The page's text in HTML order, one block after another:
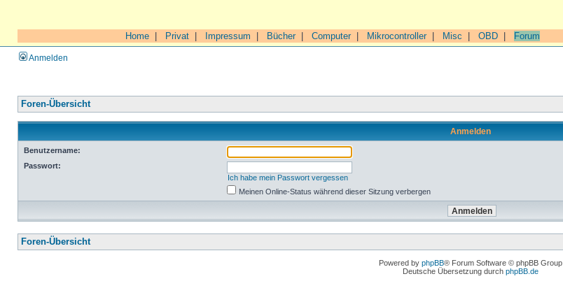
Home Privat Impressum Bücher| Computer| Mikrocontroller| Misc OBD Forum
Anmelden
Foren-Übersicht
Anmelden
Benutzername:
Passwort:
Ich habe mein Passwort vergessen
Meinen Online-Status während dieser Sitzung verbergen
Foren-Übersicht
Powered by phpBB® Forum Software © phpBB Group
Deutsche Übersetzung durch phpBB.de